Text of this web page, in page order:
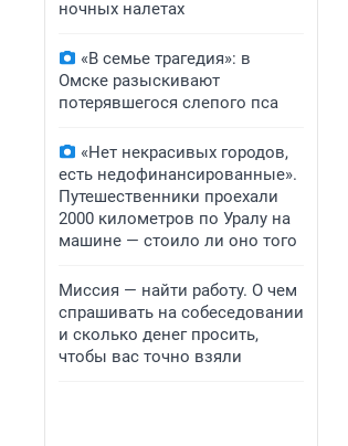
ночных налетах
«В семье трагедия»: в
Омске разыскивают
потерявшегося слепого пса
«Нет некрасивых городов,
есть недофинансированные».
Путешественники проехали
2000 километров по Уралу на
машине — стоило ли оно того
Миссия — найти работу. О чем
спрашивать на собеседовании
и сколько денег просить,
чтобы вас точно взяли